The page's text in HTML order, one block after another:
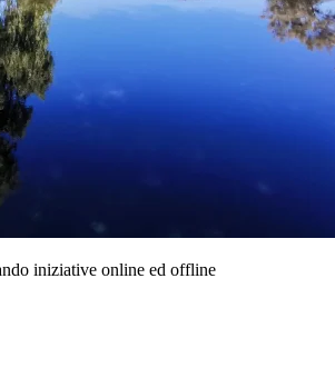
iniziative online ed offline